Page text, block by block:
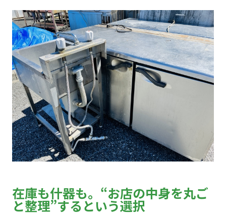
在庫も什器も。“お店の中身を丸ご
と整理”するという選択